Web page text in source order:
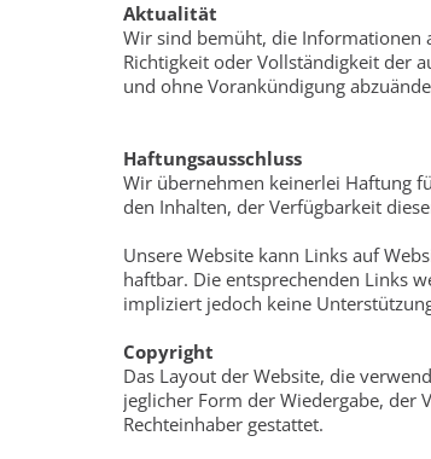
Aktualität
Wir sind bemüht, die Informationen
Richtigkeit oder Vollständigkeit der
und ohne Vorankündigung
Haftungsausschluss
Wir übernehmen keinerlei Haftung
den Inhalten, der Verfügbarkeit
Unsere Website kann Links auf
haftbar. Die entsprechenden Links
impliziert jedoch keine
Copyright
Das Layout der Website, die
jeglicher Form der Wiedergabe, der
Rechteinhaber gestattet.